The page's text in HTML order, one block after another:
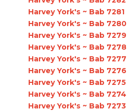
Harvey York's ~ Bab 7281
Harvey York's ~ Bab 7280
Harvey York's ~ Bab 7279
Harvey York's ~ Bab 7278
Harvey York's ~ Bab 7277
Harvey York's ~ Bab 7276
Harvey York's ~ Bab 7275
Harvey York's ~ Bab 7274
Harvey York's ~ Bab 7273